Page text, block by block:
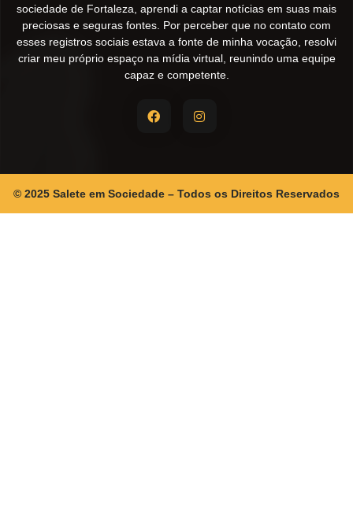
sociedade de Fortaleza, aprendi a captar notícias em suas mais
preciosas e seguras fontes. Por perceber que no contato com
esses registros sociais estava a fonte de minha vocação, resolvi
criar meu próprio espaço na mídia virtual, reunindo uma equipe
capaz e competente.
© 2025 Salete em Sociedade – Todos os Direitos Reservados